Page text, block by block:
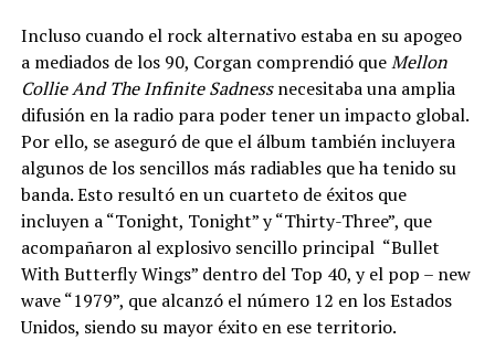
Incluso cuando el rock alternativo estaba en su apogeo
a mediados de los 90, Corgan comprendió queMellon
Collie And The Infinite Sadnessnecesitaba una amplia
difusión en la radio para poder tener un impacto global.
Por ello, se aseguró de que el álbum también incluyera
algunos de los sencillos más radiables que ha tenido su
banda. Esto resultó en un cuarteto de éxitos que
incluyen a “Tonight, Tonight” y “Thirty-Three”, que
acompañaron al explosivo sencillo principal “Bullet
With Butterfly Wings” dentro del Top 40, y el pop – new
wave “1979”, que alcanzó el número 12 en los Estados
Unidos, siendo su mayor éxito en ese territorio.